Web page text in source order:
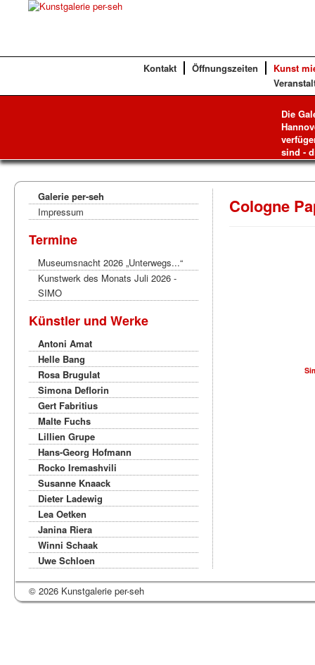
Kontakt Öffnungszeiten
Kunst
Die
sind -
Galerie per-seh
Impressum
Termine
Museumsnacht 2026 „Unterwegs...“
Kunstwerk des Monats Juli 2026 -
SIMO
Künstler und Werke
Antoni Amat
Helle Bang
Rosa Brugulat
Simona Deflorin
Gert Fabritius
Malte Fuchs
Lillien Grupe
Hans-Georg Hofmann
Rocko Iremashvili
Susanne Knaack
Dieter Ladewig
Lea Oetken
Janina Riera
Winni Schaak
Uwe Schloen
Cologne
© 2026 Kunstgalerie per-seh